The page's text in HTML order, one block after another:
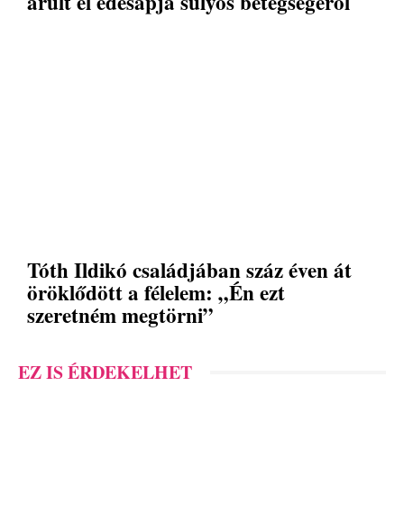
Tóth Ildikó családjában száz éven át
öröklődött a félelem: „Én ezt
szeretném megtörni”
EZ IS ÉRDEKELHET